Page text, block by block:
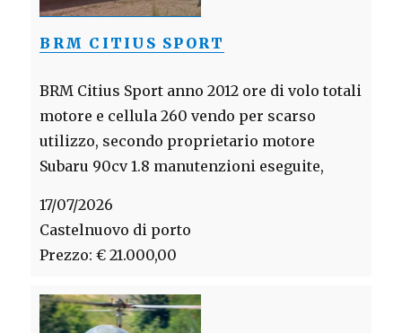
BRM CITIUS SPORT
BRM Citius Sport anno 2012 ore di volo totali
motore e cellula 260 vendo per scarso
utilizzo, secondo proprietario motore
Subaru 90cv 1.8 manutenzioni eseguite,
17/07/2026
Castelnuovo di porto
Prezzo: € 21.000,00